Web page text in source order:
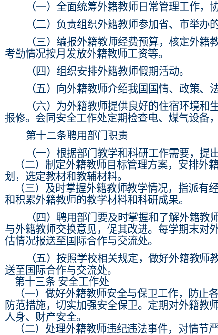
（一）全面统筹外籍教师日常管理工作
（二）负责组织外籍教师参加省、市举办
（三）编报外籍教师经费预算，核定外
考勤情况按月发放外籍教师工资等。
（四）组织安排外籍教师假期活动。
（五）向外籍教师介绍我国国情、政策
（六）为外籍教师提供良好的住宿环境
报修。会同安全工作处定期检查电、煤气设备
第十二条聘用部门职责
（一）根据部门教学和科研工作需要，
（二）制定外籍教师目标管理方案，安排
划，选定教材和教辅材料。
（三）及时掌握外籍教师教学情况，指派
和积累外籍教师的教学材料和科研成果。
（四）聘用部门要及时掌握和了解外籍
与外籍教师交换意见，促其改进。每学期末对
估情况报送至国际合作与交流处。
（五）按照学校相关规定，做好外籍教
送至国际合作与交流处。
第十三条 安全工作处
（一）做好外籍教师安全与保卫工作，防
防范措施，切实加强安全保卫。定期对外籍教
人身、财产安全。
（二）处理外籍教师违纪违法事件，对情节